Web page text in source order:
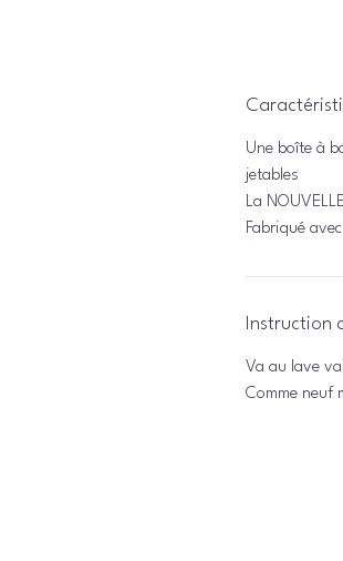
Une boîte à
jetables
La
Fabriqué
Instruction
Va au lave
Comme neuf